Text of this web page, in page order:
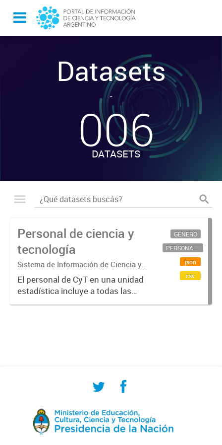
Datasets
-
006
DATASETS
Personal de ciencia y
tecnología
Sistema de Información de Ciencia y
Tecnología Argentino (SICYTAR)
El personal de CyT en una unidad
estadística incluye a todas las
personas involucradas
GÉNERO
PERSONAL CIENTÍFICO-TECNOLÓGICO
json
csv